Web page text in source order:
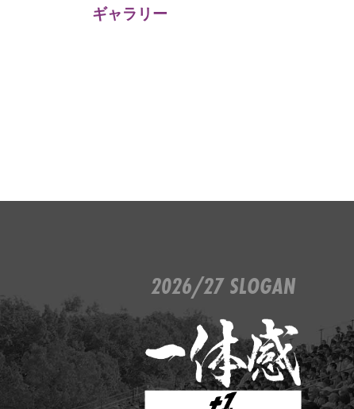
ギャラリー
2026/27 SLOGAN